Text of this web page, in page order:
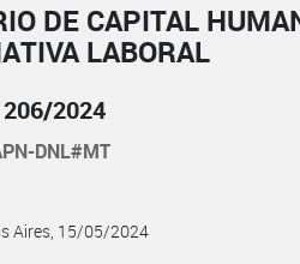
DE CAPITAL
LABORAL
2024
DNL#MT
Aires, 15/05/2024